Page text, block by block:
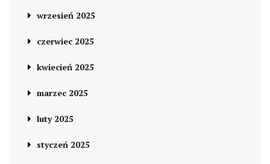
wrzesień 2025
czerwiec 2025
kwiecień 2025
marzec 2025
luty 2025
styczeń 2025